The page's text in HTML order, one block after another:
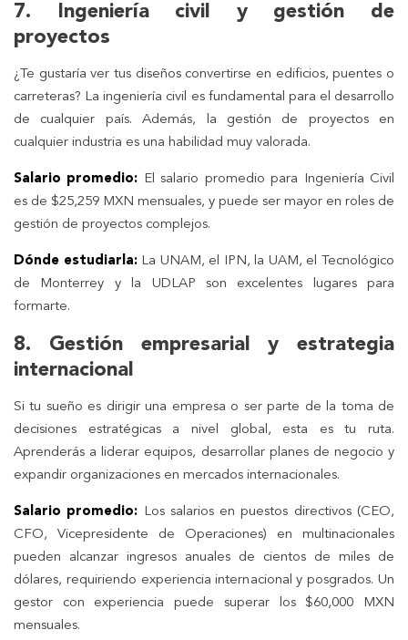
7. Ingeniería civil y gestión de
proyectos
¿Te gustaría ver tus diseños convertirse en edificios, puentes o
carreteras? La ingeniería civil es fundamental para el desarrollo
de cualquier país. Además, la gestión de proyectos en
cualquier industria es una habilidad muy valorada.
Salario promedio: El salario promedio para Ingeniería Civil
es de $25,259 MXN mensuales, y puede ser mayor en roles de
gestión de proyectos complejos.
Dónde estudiarla:La UNAM, el IPN, la UAM, el Tecnológico
de Monterrey y la UDLAP son excelentes lugares para
formarte.
8. Gestión empresarial y estrategia
internacional
Si tu sueño es dirigir una empresa o ser parte de la toma de
decisiones estratégicas a nivel global, esta es tu ruta.
Aprenderás a liderar equipos, desarrollar planes de negocio y
expandir organizaciones en mercados internacionales.
Salario promedio: Los salarios en puestos directivos (CEO,
CFO, Vicepresidente de Operaciones) en multinacionales
pueden alcanzar ingresos anuales de cientos de miles de
dólares, requiriendo experiencia internacional y posgrados. Un
gestor con experiencia puede superar los $60,000 MXN
mensuales.